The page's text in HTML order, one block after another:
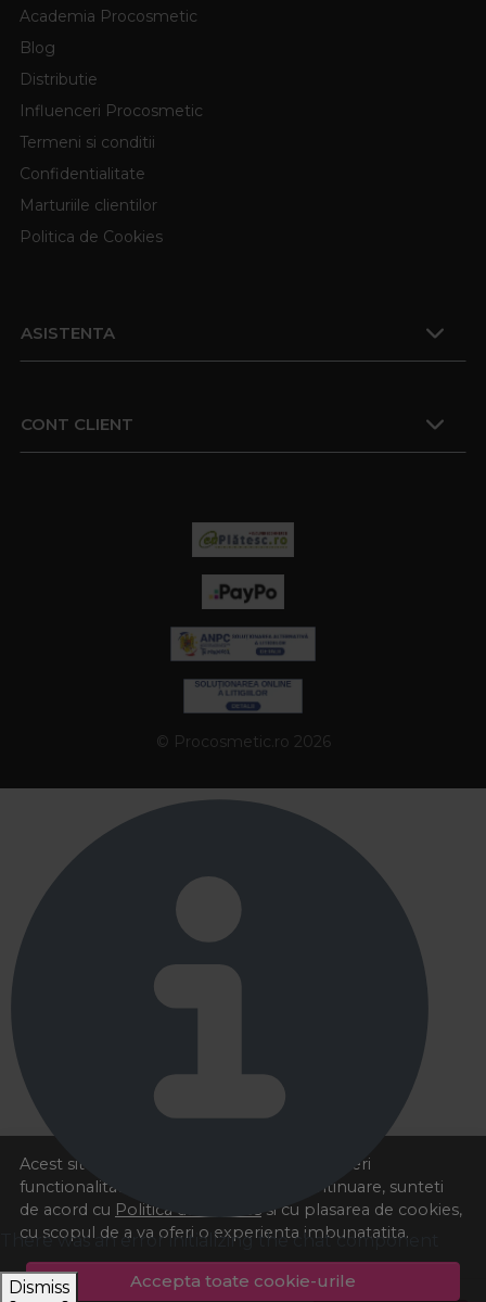
Acest site foloseste cookies pentru a va oferi
functionalitatea dorita. Navigand in continuare, sunteti
de acord cu Politica de cookies si cu plasarea de cookies,
cu scopul de a va oferi o experienta imbunatatita.
Accepta toate cookie-urile
Academia Procosmetic
Blog
Distributie
Influenceri Procosmetic
Termeni si conditii
Confidentialitate
Marturiile clientilor
Politica de Cookies
ASISTENTA
CONT CLIENT
© Procosmetic.ro 2026
There was an error initializing the chat component
Dismiss